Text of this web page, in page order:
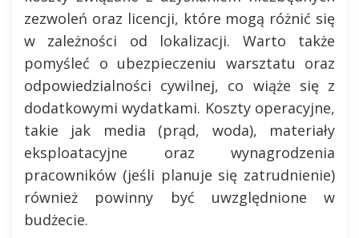
zezwoleń oraz licencji, które mogą różnić się
w zależności od lokalizacji. Warto także
pomyśleć o ubezpieczeniu warsztatu oraz
odpowiedzialności cywilnej, co wiąże się z
dodatkowymi wydatkami. Koszty operacyjne,
takie jak media (prąd, woda), materiały
eksploatacyjne oraz wynagrodzenia
pracowników (jeśli planuje się zatrudnienie)
również powinny być uwzględnione w
budżecie.